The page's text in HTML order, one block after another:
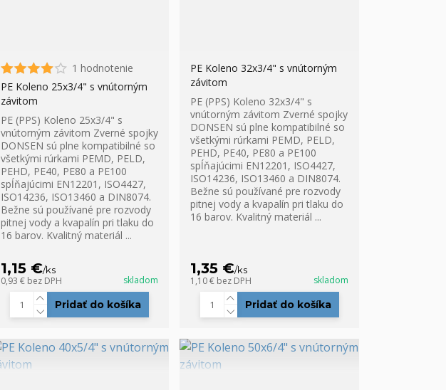
1 hodnotenie
PE Koleno 25x3/4" s vnútorným
závitom
PE (PPS) Koleno 25x3/4" s
vnútorným závitom Zverné spojky
DONSEN sú plne kompatibilné so
všetkými rúrkami PEMD, PELD,
PEHD, PE40, PE80 a PE100
spĺňajúcimi EN12201, ISO4427,
ISO14236, ISO13460 a DIN8074.
Bežne sú používané pre rozvody
pitnej vody a kvapalín pri tlaku do
16 barov. Kvalitný materiál ...
1,15 €/ks
0,93 € bez DPH skladom
Pridať do košíka
PE Koleno 32x3/4" s vnútorným
závitom
PE (PPS) Koleno 32x3/4" s
vnútorným závitom Zverné spojky
DONSEN sú plne kompatibilné so
všetkými rúrkami PEMD, PELD,
PEHD, PE40, PE80 a PE100
spĺňajúcimi EN12201, ISO4427,
ISO14236, ISO13460 a DIN8074.
Bežne sú používané pre rozvody
pitnej vody a kvapalín pri tlaku do
16 barov. Kvalitný materiál ...
1,35 €/ks
1,10 € bez DPH skladom
Pridať do košíka